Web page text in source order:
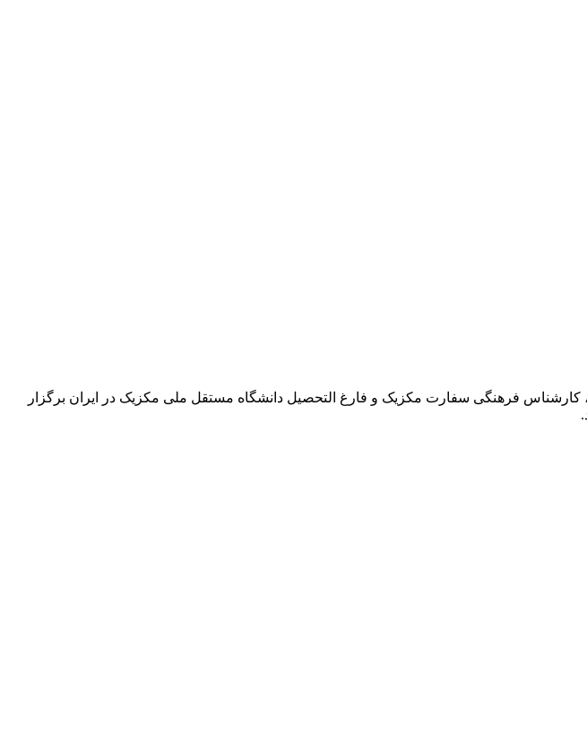
موسسه و توسط خانم ماریئلا مارین، کارشناس فرهنگی سفارت مکزیک و فارغ التحصیل دانشگاه مستقل ملی مکزیک در ایران برگزار